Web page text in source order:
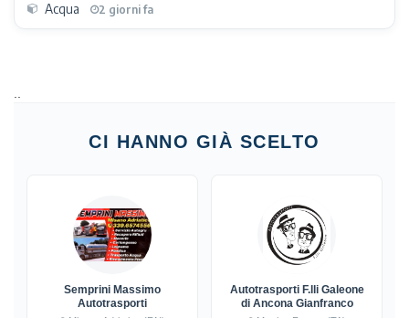
Acqua
2 giorni fa
CI HANNO GIÀ SCELTO
Semprini Massimo
Autotrasporti
Autotrasporti F.lli Galeone
di Ancona Gianfranco